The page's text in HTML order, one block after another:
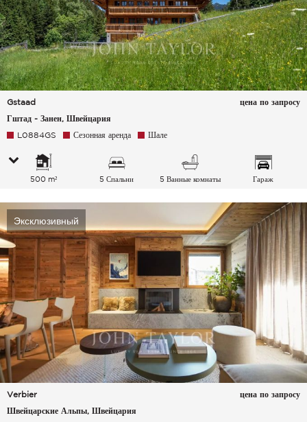
Gstaad
Гштад - Занен, Швейцария
цена по запросу
L0884GS Сезонная аренда Шале
500 m² 5 Спальни 5 Ванные комнаты Гараж
Эксклюзивный
Verbier
Швейцарские Альпы, Швейцария
цена по запросу